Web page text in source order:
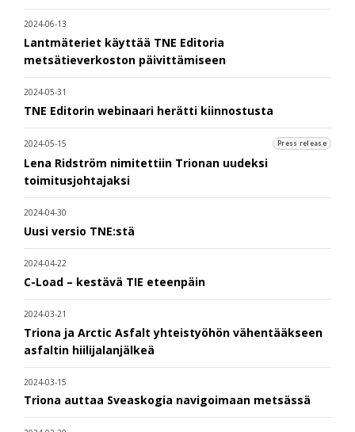
2024-06-13
Lantmäteriet käyttää TNE Editoria
metsätieverkoston päivittämiseen
2024-05-31
TNE Editorin webinaari herätti kiinnostusta
2024-05-15 Press release
Lena Ridström nimitettiin Trionan uudeksi
toimitusjohtajaksi
2024-04-30
Uusi versio TNE:stä
2024-04-22
C-Load – kestävä TIE eteenpäin
2024-03-21
Triona ja Arctic Asfalt yhteistyöhön vähentääkseen
asfaltin hiilijalanjälkeä
2024-03-15
Triona auttaa Sveaskogia navigoimaan metsässä